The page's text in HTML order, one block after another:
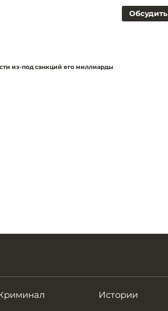
Обсудить
из-под санкций его миллиарды
Истории